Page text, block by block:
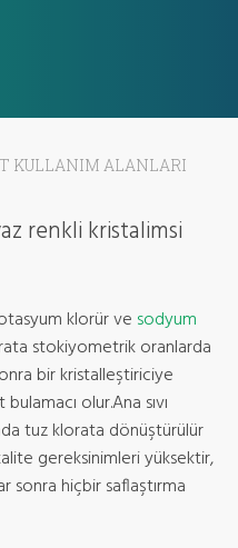
KULLANIM ALANLARI
renkli kristalimsi
klorür ve sodyum
stokiyometrik oranlarda
bir kristalleştiriciye
olur.Ana sıvı
tuz klorata dönüştürülür
gereksinimleri yüksektir,
sonra hiçbir saflaştırma